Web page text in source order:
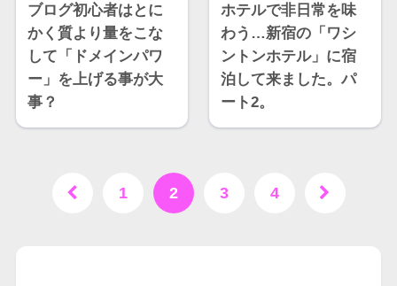
ブログ初心者はとに
かく質より量をこな
して「ドメインパワ
ー」を上げる事が大
事？
ホテルで非日常を味
わう…新宿の「ワシ
ントンホテル」に宿
泊して来ました。パ
ート2。
1 2 3 4